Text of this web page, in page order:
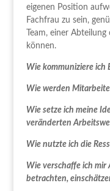
eigenen Position
Fachfrau zu sein,
Team, einer
können.
Wie kommuniziere ich
Wie werden
Wie setze ich meine
veränderten
Wie nutzte ich die
Wie verschaffe ich mir
betrachten,